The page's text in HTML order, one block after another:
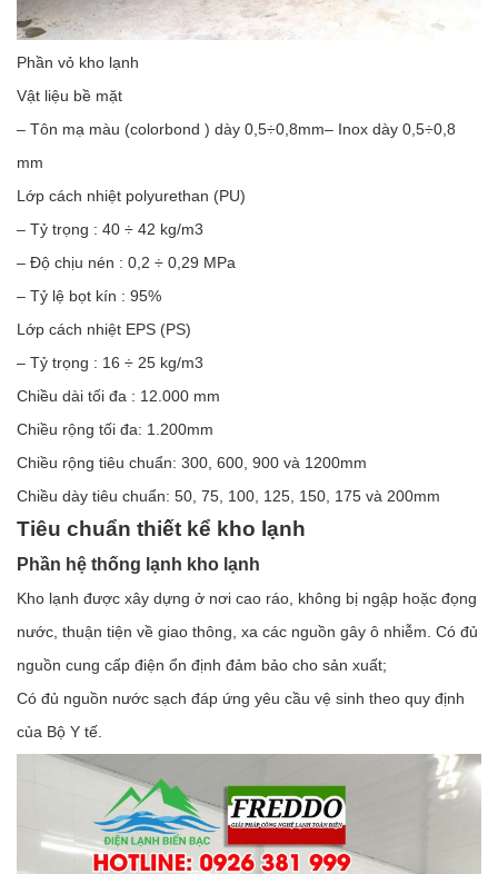
Phần vỏ kho lạnh
Vật liệu bề mặt
– Tôn mạ màu (colorbond ) dày 0,5÷0,8mm– Inox dày 0,5÷0,8
mm
Lớp cách nhiệt polyurethan (PU)
– Tỷ trọng : 40 ÷ 42 kg/m3
– Độ chịu nén : 0,2 ÷ 0,29 MPa
– Tỷ lệ bọt kín : 95%
Lớp cách nhiệt EPS (PS)
– Tỷ trọng : 16 ÷ 25 kg/m3
Chiều dài tối đa : 12.000 mm
Chiều rộng tối đa: 1.200mm
Chiều rộng tiêu chuẩn: 300, 600, 900 và 1200mm
Chiều dày tiêu chuẩn: 50, 75, 100, 125, 150, 175 và 200mm
Tiêu chuẩn thiết kể kho lạnh
Phần hệ thống lạnh kho lạnh
Kho lạnh được xây dựng ở nơi cao ráo, không bị ngập hoặc đọng
nước, thuận tiện về giao thông, xa các nguồn gây ô nhiễm. Có đủ
nguồn cung cấp điện ổn định đảm bảo cho sản xuất;
Có đủ nguồn nước sạch đáp ứng yêu cầu vệ sinh theo quy định
của Bộ Y tế.